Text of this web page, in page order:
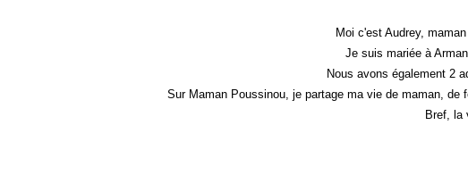
Moi c'est Audrey,
Je suis mariée à
Nous avons également 2
Sur Maman Poussinou, je partage ma vie de maman,
Bref, la